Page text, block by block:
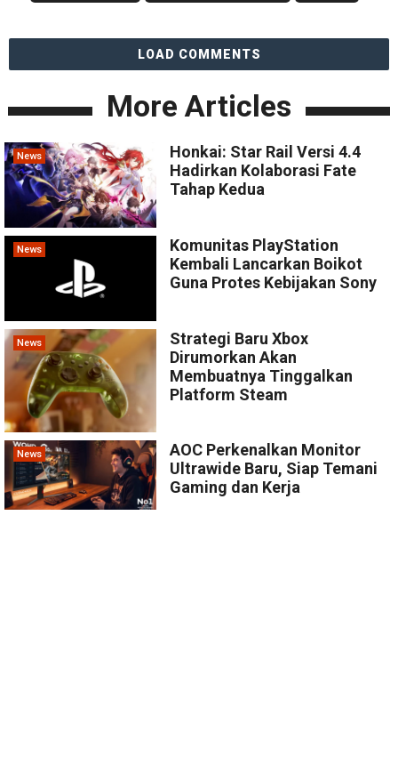
LOAD COMMENTS
More Articles
News
Honkai: Star Rail Versi 4.4
Hadirkan Kolaborasi Fate
Tahap Kedua
News
Komunitas PlayStation
Kembali Lancarkan Boikot
Guna Protes Kebijakan Sony
News
Strategi Baru Xbox
Dirumorkan Akan
Membuatnya Tinggalkan
Platform Steam
News
AOC Perkenalkan Monitor
Ultrawide Baru, Siap Temani
Gaming dan Kerja